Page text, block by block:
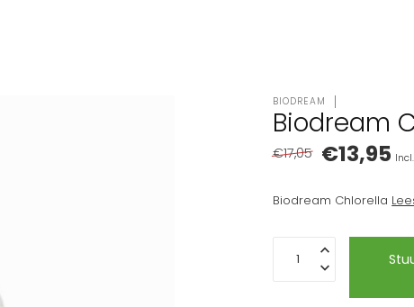
BIODREAM
Biodream
€17,05 €13,95
Biodream Chlorella